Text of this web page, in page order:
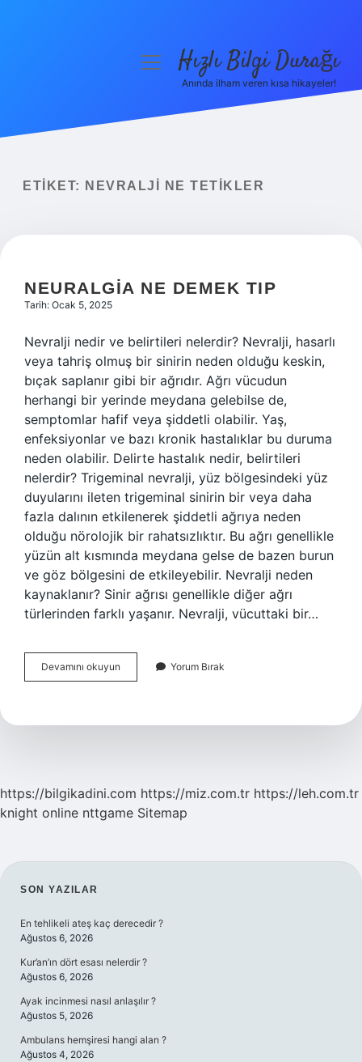
Yasal Uyarı
menüyüHızlı Bilgi Durağı
Anında ilham veren kısa hikayeler!
ETIKET: NEVRALJI NE TETIKLER
NEURALGIA NE DEMEK TIP
Tarih: Ocak 5, 2025
Nevralji nedir ve belirtileri nelerdir? Nevralji, hasarlı
veya tahriş olmuş bir sinirin neden olduğu keskin,
bıçak saplanır gibi bir ağrıdır. Ağrı vücudun
herhangi bir yerinde meydana gelebilse de,
semptomlar hafif veya şiddetli olabilir. Yaş,
enfeksiyonlar ve bazı kronik hastalıklar bu duruma
neden olabilir. Delirte hastalık nedir, belirtileri
nelerdir? Trigeminal nevralji, yüz bölgesindeki yüz
duyularını ileten trigeminal sinirin bir veya daha
fazla dalının etkilenerek şiddetli ağrıya neden
olduğu nörolojik bir rahatsızlıktır. Bu ağrı genellikle
yüzün alt kısmında meydana gelse de bazen burun
ve göz bölgesini de etkileyebilir. Nevralji neden
kaynaklanır? Sinir ağrısı genellikle diğer ağrı
türlerinden farklı yaşanır. Nevralji, vücuttaki bir…
Devamını okuyun Neuralgia
Ne
Yorum Bırak
https://bilgikadini.com https://miz.com.tr https://leh.com.tr
knight online nttgame Sitemap
SIDEBAR
SON YAZILAR
En tehlikeli ateş kaç derecedir ?
Ağustos 6, 2026
Kur’an’ın dört esası nelerdir ?
Ağustos 6, 2026
Ayak incinmesi nasıl anlaşılır ?
Ağustos 5, 2026
Ambulans hemşiresi hangi alan ?
Ağustos 4, 2026